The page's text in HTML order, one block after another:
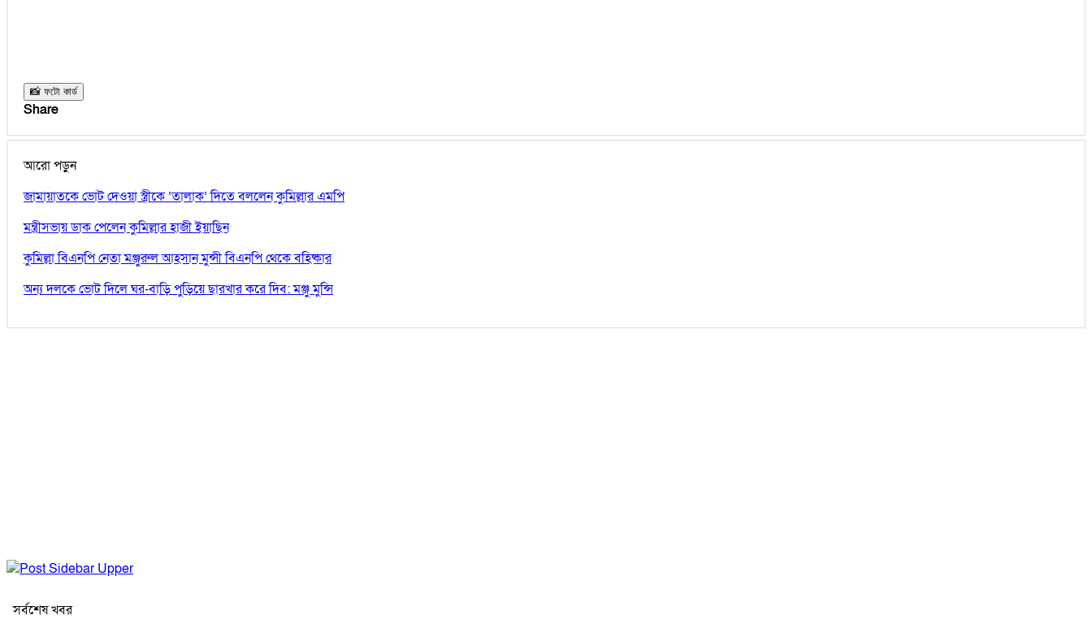
📸 ফটো কার্ড
Share
আরো পড়ুন
জামায়াতকে ভোট দেওয়া স্ত্রীকে ‘তালাক’ দিতে বললেন কুমিল্লার এমপি
মন্ত্রীসভায় ডাক পেলেন কুমিল্লার হাজী ইয়াছিন
কুমিল্লা বিএনপি নেতা মঞ্জুরুল আহসান মুন্সী বিএনপি থেকে বহিষ্কার
অন্য দলকে ভোট দিলে ঘর-বাড়ি পুড়িয়ে ছারখার করে দিব: মঞ্জু মুন্সি
সর্বশেষ খবর